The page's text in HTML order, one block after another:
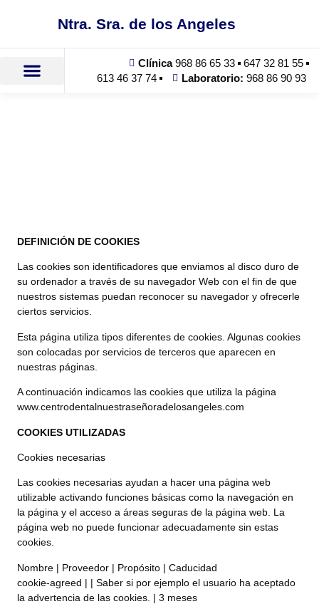
Ntra. Sra. de los Angeles
Clínica968 86 65 33
647 32 81 55
613 46 37 74
Laboratorio: 968 86 90 93
DEFINICIÓN DE COOKIES
Las cookies son identificadores que enviamos al disco duro de
su ordenador a través de su navegador Web con el fin de que
nuestros sistemas puedan reconocer su navegador y ofrecerle
ciertos servicios.
Esta página utiliza tipos diferentes de cookies. Algunas cookies
son colocadas por servicios de terceros que aparecen en
nuestras páginas.
A continuación indicamos las cookies que utiliza la página
www.centrodentalnuestraseñoradelosangeles.com
COOKIES UTILIZADAS
Cookies necesarias
Las cookies necesarias ayudan a hacer una página web
utilizable activando funciones básicas como la navegación en
la página y el acceso a áreas seguras de la página web. La
página web no puede funcionar adecuadamente sin estas
cookies.
Nombre | Proveedor | Propósito | Caducidad
cookie-agreed | | Saber si por ejemplo el usuario ha aceptado
la advertencia de las cookies. | 3 meses